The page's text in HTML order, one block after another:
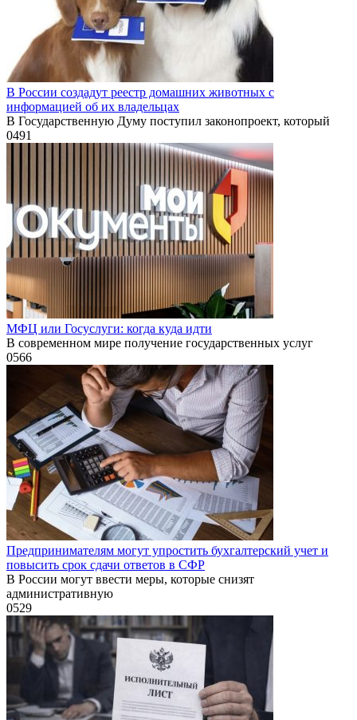
В России создадут реестр домашних животных с
информацией об их владельцах
В Государственную Думу поступил законопроект, который
0491
МФЦ или Госуслуги: когда куда идти
В современном мире получение государственных услуг
0566
Предпринимателям могут упростить бухгалтерский учет и
повысить срок сдачи ответов в СФР
В России могут ввести меры, которые снизят
административную
0529